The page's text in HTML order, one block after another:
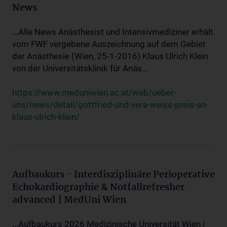
News
...Alle News Anästhesist und Intensivmediziner erhält
vom FWF vergebene Auszeichnung auf dem Gebiet
der Anästhesie (Wien, 25-1-2016) Klaus Ulrich Klein
von der Universitätsklinik für Anäs...
https://www.meduniwien.ac.at/web/ueber-
uns/news/detail/gottfried-und-vera-weiss-preis-an-
klaus-ulrich-klein/
Aufbaukurs - Interdisziplinäre Perioperative
Echokardiographie & Notfallrefresher
advanced | MedUni Wien
...Aufbaukurs 2026 Medizinische Universität Wien |